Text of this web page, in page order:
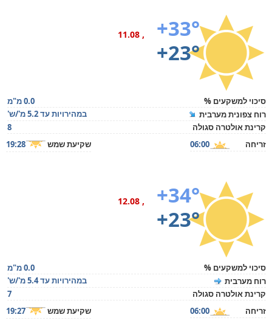
+33°
+23°
, 11.08
סיכוי למשקעים %
0.0 מ"מ
רוח צפונית מערבית
במהירויות עד 5.2 מ'/ש'
קרינת אולטרה סגולה
8
זריחה
06:00 שקיעת שמש 19:28
+34°
+23°
, 12.08
סיכוי למשקעים %
0.0 מ"מ
רוח מערבית
במהירויות עד 5.4 מ'/ש'
קרינת אולטרה סגולה
7
זריחה
06:00 שקיעת שמש 19:27